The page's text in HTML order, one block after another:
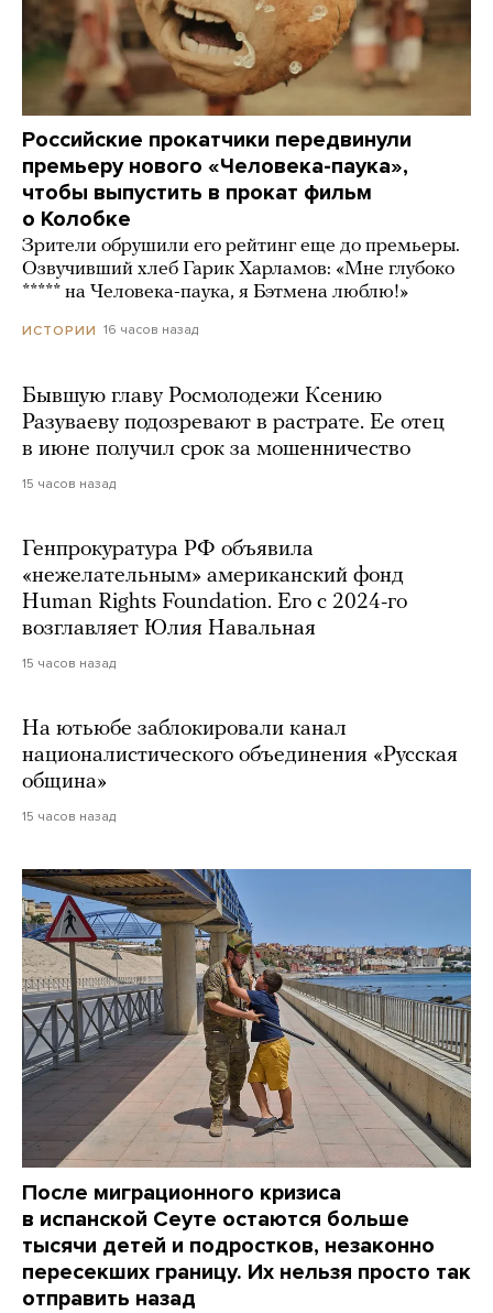
Российские прокатчики передвинули
премьеру нового «Человека-паука»,
чтобы выпустить в прокат фильм
о Колобке
Зрители обрушили его рейтинг еще до премьеры.
Озвучивший хлеб Гарик Харламов: «Мне глубоко
***** на Человека-паука, я Бэтмена люблю!»
ИСТОРИИ 16 часов назад
Бывшую главу Росмолодежи Ксению
Разуваеву подозревают в растрате. Ее отец
в июне получил срок за мошенничество
15 часов назад
Генпрокуратура РФ объявила
«нежелательным» американский фонд
Human Rights Foundation. Его с 2024-го
возглавляет Юлия Навальная
15 часов назад
На ютьюбе заблокировали канал
националистического объединения «Русская
община»
15 часов назад
После миграционного кризиса
в испанской Сеуте остаются больше
тысячи детей и подростков, незаконно
пересекших границу. Их нельзя просто так
отправить назад